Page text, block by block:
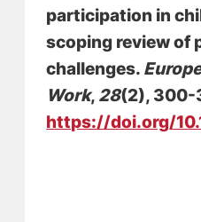
participation in
scoping review of
challenges.
Work, 28(2), 300-
https://doi.org/